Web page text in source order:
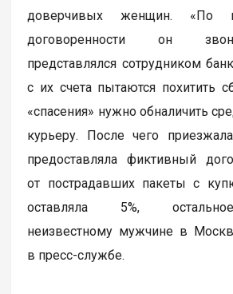
доверчивых женщин. «По
договоренности он
представлялся сотрудником
с их счета пытаются похитить
«спасения» нужно обналичить
курьеру. После чего
предоставляла фиктивный
от пострадавших пакеты с
оставляла 5%,
неизвестному мужчине в
в пресс-службе.